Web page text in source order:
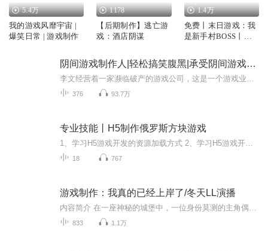
5.4万
我的游戏风靡宇宙 |
爆笑日常 | 游戏制作
1178
【后期制作】逃亡游
戏：酒店阴谋
1.4万
免费丨末日游戏：我
是新手村BOSS丨末
丨AI制作
阴间游戏制作人|轻松搞笑腹黑|承受阴间游戏的洗礼吧
376 93.7万
专业技能丨H5制作俄罗斯方块游戏
18 767
游戏制作：我真的已经上岸了/冬天LL演播
833 1.1万